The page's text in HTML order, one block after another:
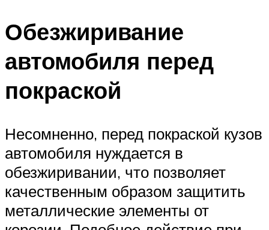
Обезжиривание
автомобиля перед
покраской
Несомненно, перед покраской кузов
автомобиля нуждается в
обезжиривании, что позволяет
качественным образом защитить
металлические элементы от